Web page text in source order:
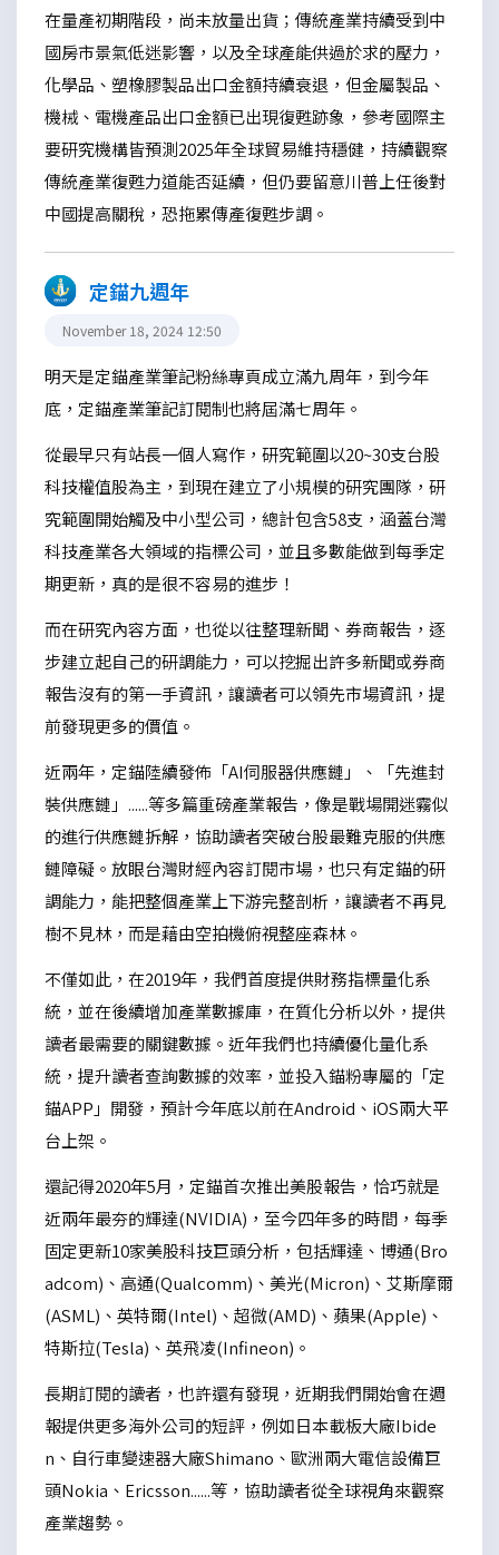
在量產初期階段，尚未放量出貨；傳統產業持續受到中
國房市景氣低迷影響，以及全球產能供過於求的壓力，
化學品、塑橡膠製品出口金額持續衰退，但金屬製品、
機械、電機產品出口金額已出現復甦跡象，參考國際主
要研究機構皆預測2025年全球貿易維持穩健，持續觀察
傳統產業復甦力道能否延續，但仍要留意川普上任後對
中國提高關稅，恐拖累傳產復甦步調。
定錨九週年
November 18, 2024 12:50
明天是定錨產業筆記粉絲專頁成立滿九周年，到今年
底，定錨產業筆記訂閱制也將屆滿七周年。
從最早只有站長一個人寫作，研究範圍以20~30支台股
科技權值股為主，到現在建立了小規模的研究團隊，研
究範圍開始觸及中小型公司，總計包含58支，涵蓋台灣
科技產業各大領域的指標公司，並且多數能做到每季定
期更新，真的是很不容易的進步！
而在研究內容方面，也從以往整理新聞、券商報告，逐
步建立起自己的研調能力，可以挖掘出許多新聞或券商
報告沒有的第一手資訊，讓讀者可以領先市場資訊，提
前發現更多的價值。
近兩年，定錨陸續發佈「AI伺服器供應鏈」、「先進封
裝供應鏈」......等多篇重磅產業報告，像是戰場開迷霧似
的進行供應鏈拆解，協助讀者突破台股最難克服的供應
鏈障礙。放眼台灣財經內容訂閱市場，也只有定錨的研
調能力，能把整個產業上下游完整剖析，讓讀者不再見
樹不見林，而是藉由空拍機俯視整座森林。
不僅如此，在2019年，我們首度提供財務指標量化系
統，並在後續增加產業數據庫，在質化分析以外，提供
讀者最需要的關鍵數據。近年我們也持續優化量化系
統，提升讀者查詢數據的效率，並投入錨粉專屬的「定
錨APP」開發，預計今年底以前在Android、iOS兩大平
台上架。
還記得2020年5月，定錨首次推出美股報告，恰巧就是
近兩年最夯的輝達(NVIDIA)，至今四年多的時間，每季
固定更新10家美股科技巨頭分析，包括輝達、博通(Bro
adcom)、高通(Qualcomm)、美光(Micron)、艾斯摩爾
(ASML)、英特爾(Intel)、超微(AMD)、蘋果(Apple)、
特斯拉(Tesla)、英飛凌(Infineon)。
長期訂閱的讀者，也許還有發現，近期我們開始會在週
報提供更多海外公司的短評，例如日本載板大廠Ibide
n、自行車變速器大廠Shimano、歐洲兩大電信設備巨
頭Nokia、Ericsson......等，協助讀者從全球視角來觀察
產業趨勢。